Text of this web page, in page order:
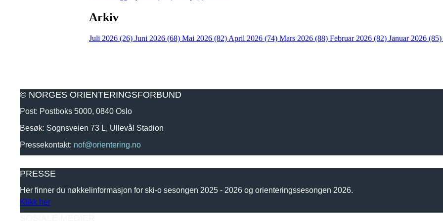
Arkiv
Juli 2026 (26) Juni 2026 (68) Mai 2026 (82) April 2026 (74) Mars 2026 (88) Februar 2026 (82) Januar 2026 (85)
© NORGES ORIENTERINGSFORBUND
Post: Postboks 5000, 0840 Oslo
Besøk: Sognsveien 73 L, Ullevål Stadion
Pressekontakt: nof@orientering.no
PRESSE
Her finner du nøkkelinformasjon for ski-o sesongen 2025 - 2026 og orienteringssesongen 2026.
Klikk her